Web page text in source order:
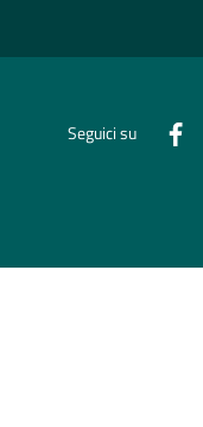
Seguici su